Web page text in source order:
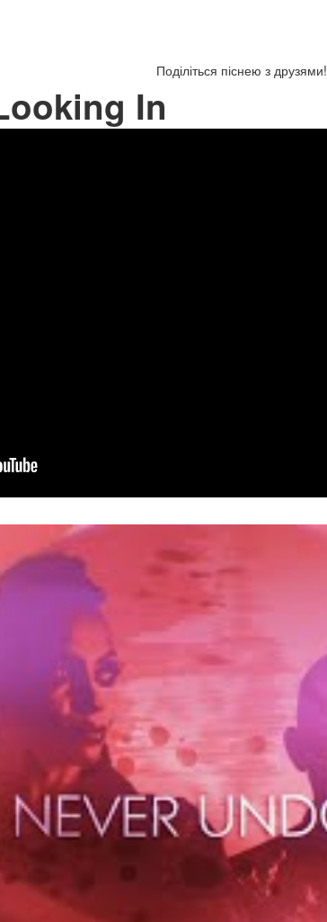
Поділіться піснею з друзями!
In